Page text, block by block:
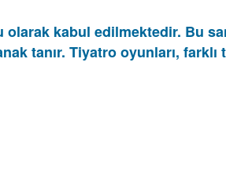
kabul edilmektedir. Bu
tanır. Tiyatro oyunları,